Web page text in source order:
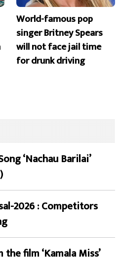
World-famous pop
singer Britney Spears
will not face jail time
for drunk driving
‘Nachau Barilai’
2026 : Competitors
film ‘Kamala Miss’